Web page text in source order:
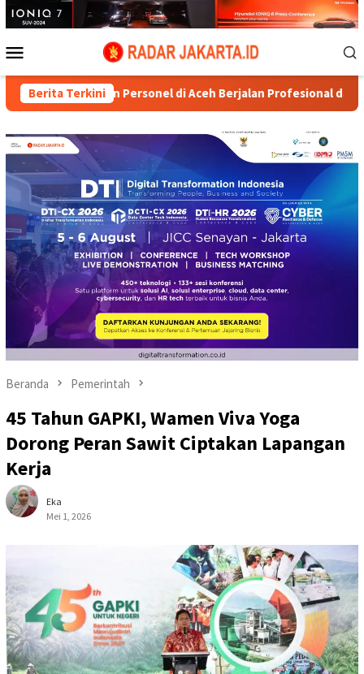
Loncat
ke
Mobile
Berita Terkini
Personel di Aceh Berjalan Profesional dan Transparan
Beranda Pemerintah
45 Tahun GAPKI, Wamen Viva Yoga
Dorong Peran Sawit Ciptakan Lapangan
Kerja
Eka
Mei 1, 2026